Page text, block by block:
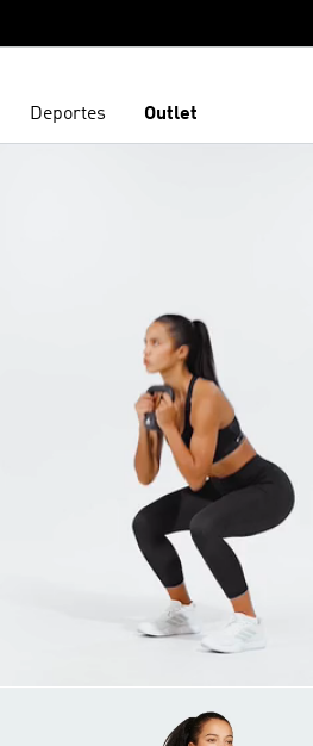
Deportes Outlet